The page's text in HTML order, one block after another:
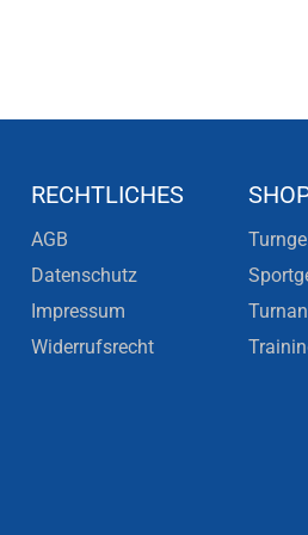
RECHTLICHES
AGB
Datenschutz
Impressum
Widerrufsrecht